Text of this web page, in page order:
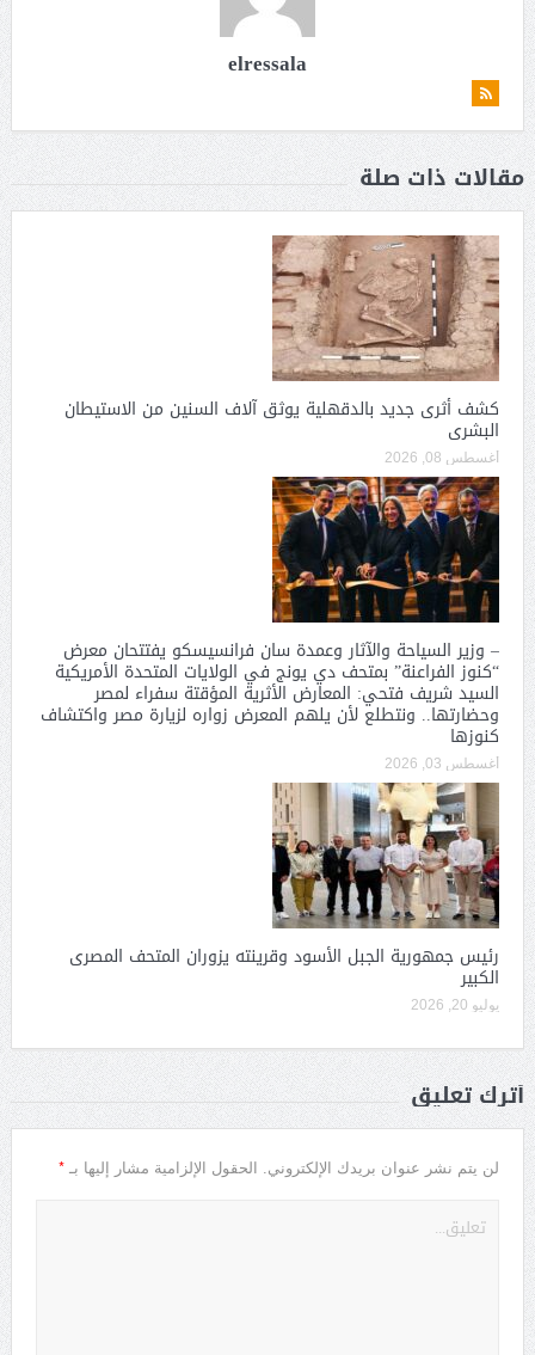
elressala
مقالات ذات صلة
كشف أثرى جديد بالدقهلية يوثق آلاف السنين من الاستيطان
البشرى
أغسطس 08, 2026
– وزير السياحة والآثار وعمدة سان فرانسيسكو يفتتحان معرض
“كنوز الفراعنة” بمتحف دي يونج في الولايات المتحدة الأمريكية
السيد شريف فتحي: المعارض الأثرية المؤقتة سفراء لمصر
وحضارتها.. ونتطلع لأن يلهم المعرض زواره لزيارة مصر واكتشاف
كنوزها
أغسطس 03, 2026
رئيس جمهورية الجبل الأسود وقرينته يزوران المتحف المصرى
الكبير
يوليو 20, 2026
أترك تعليق
لن يتم نشر عنوان بريدك الإلكتروني. الحقول الإلزامية مشار إليها بـ *